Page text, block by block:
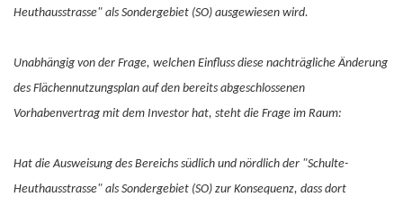
Heuthausstrasse" als Sondergebiet (SO) ausgewiesen wird.
Unabhängig von der Frage, welchen Einfluss diese nachträgliche Änderung
des Flächennutzungsplan auf den bereits abgeschlossenen
Vorhabenvertrag mit dem Investor hat, steht die Frage im Raum:
Hat die Ausweisung des Bereichs südlich und nördlich der "Schulte-
Heuthausstrasse" als Sondergebiet (SO) zur Konsequenz, dass dort